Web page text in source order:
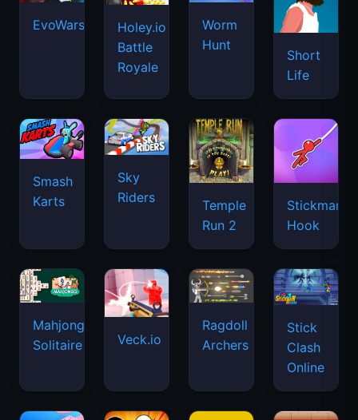
EvoWars.io
Holey.io
Battle
Royale
Worm
Hunt
Short
Life
Smash
Karts
Sky
Riders
Temple
Run 2
Stickman
Hook
Mahjongg
Solitaire
Veck.io
Ragdoll
Archers
Stick
Clash
Online